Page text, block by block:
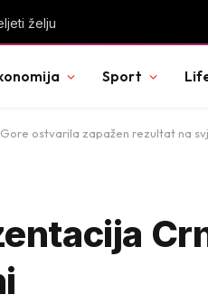
želju
Sport
ostvarila zapažen rezultat na